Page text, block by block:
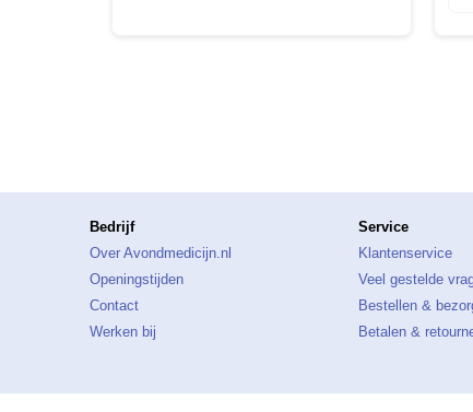
Bedrijf
Over Avondmedicijn.nl
Openingstijden
Contact
Werken bij
Service
Klantenservice
Veel gestelde
Bestellen &
Betalen &